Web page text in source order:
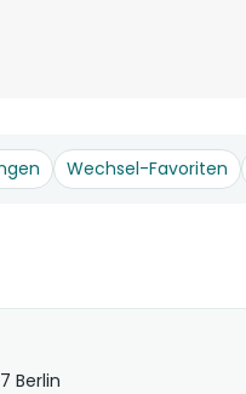
Wechsel-Favoriten
Berlin